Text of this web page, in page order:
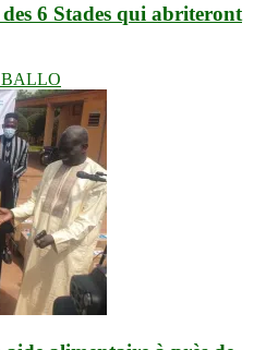
6 Stades qui abriteront
BALLO